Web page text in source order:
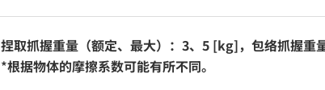
捏取抓握重量（额定、最大）：3、5 [kg]，包络抓握
*根据物体的摩擦系数可能有所不同。